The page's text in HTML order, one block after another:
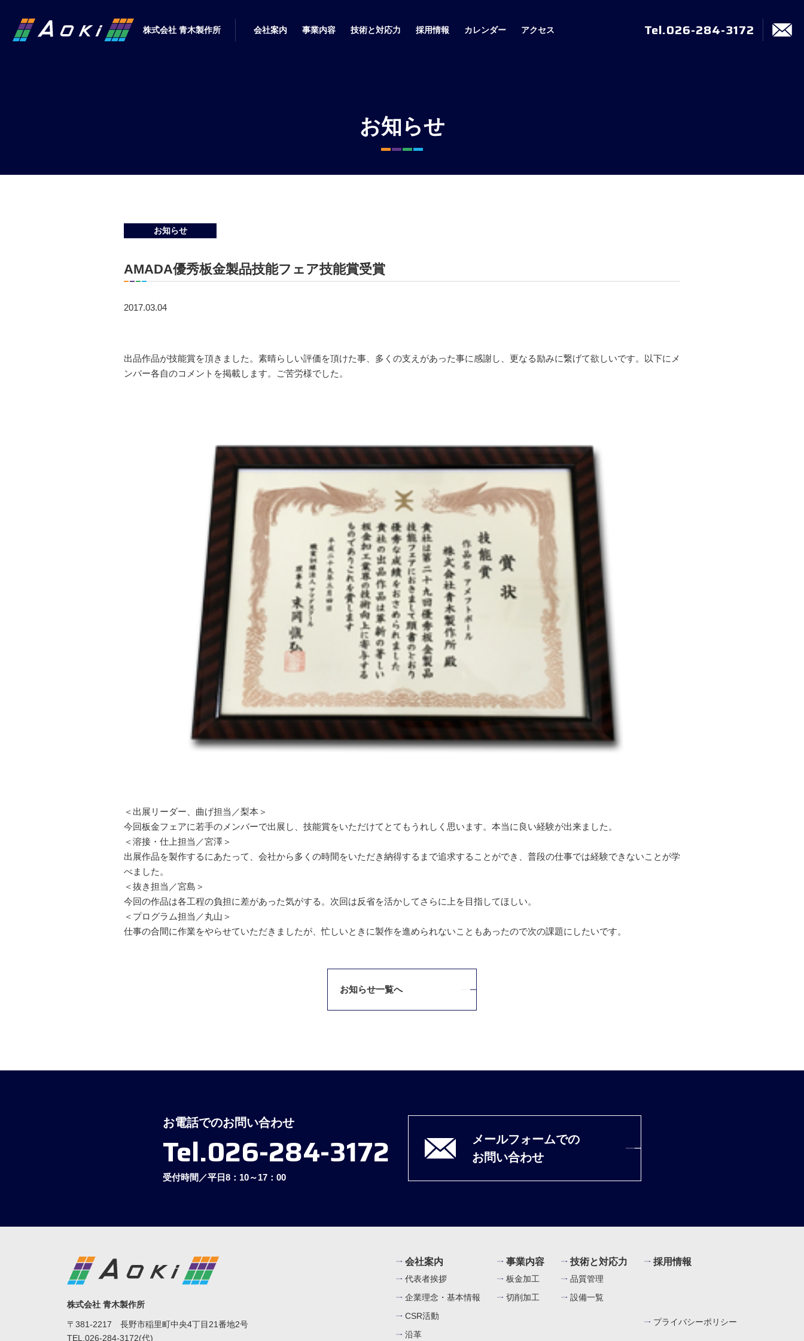
株式会社 青木製作所 会社案内 事業内容 技術と対応力 採用情報 カレンダー アクセス Tel.026-284-3172
お知らせ
お知らせ
AMADA優秀板金製品技能フェア技能賞受賞
2017.03.04
出品作品が技能賞を頂きました。素晴らしい評価を頂けた事、多くの支えがあった事に感謝し、更なる励みに繋げて欲しいです。以下にメ
ンバー各自のコメントを掲載します。ご苦労様でした。
＜出展リーダー、曲げ担当／梨本＞
今回板金フェアに若手のメンバーで出展し、技能賞をいただけてとてもうれしく思います。本当に良い経験が出来ました。
＜溶接・仕上担当／宮澤＞
出展作品を製作するにあたって、会社から多くの時間をいただき納得するまで追求することができ、普段の仕事では経験できないことが学
べました。
＜抜き担当／宮島＞
今回の作品は各工程の負担に差があった気がする。次回は反省を活かしてさらに上を目指してほしい。
＜プログラム担当／丸山＞
仕事の合間に作業をやらせていただきましたが、忙しいときに製作を進められないこともあったので次の課題にしたいです。
お知らせ一覧へ
お電話でのお問い合わせ
Tel.026-284-3172
受付時間／平日8：10～17：00
メールフォームでの
お問い合わせ
株式会社 青木製作所
〒381-2217 長野市稲里町中央4丁目21番地2号
TEL.026-284-3172(代)
会社案内
代表者挨拶
企業理念・基本情報
CSR活動
沿革
事業内容
板金加工
切削加工
技術と対応力
品質管理
設備一覧
採用情報
プライバシーポリシー